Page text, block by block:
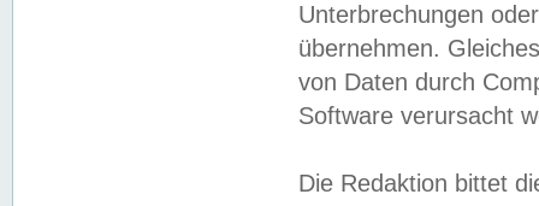
Unterbrechungen
übernehmen.
von Daten durch
Software verursacht
Die Redaktion bittet